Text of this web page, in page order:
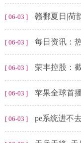
[ 06-03 ] 赣鄱夏日|荷
[ 06-03 ] 每日资讯：热
[ 06-03 ] 荣丰控股：截止
[ 06-03 ] 苹果全球首
[ 06-03 ] pe系统进不